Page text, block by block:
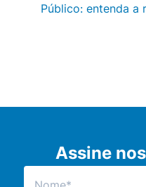
Público: entenda a
Assine